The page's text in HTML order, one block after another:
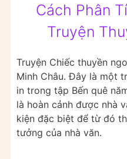
Cách Phân
Truyện
Truyện Chiếc thuyền
Minh Châu. Đây là một
in trong tập Bến quê
là hoàn cảnh được nhà
kiện đặc biệt để từ đó
tưởng của nhà văn.